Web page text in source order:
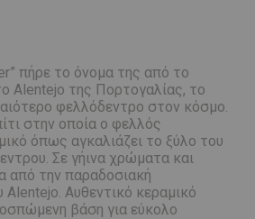
πήρε το όνομα της από το
Alentejo της Πορτογαλίας, το
φελλόδεντρο στον κόσμο.
στην οποία ο φελλός
όπως αγκαλιάζει το ξύλο του
Σε γήινα χρώματα και
από την παραδοσιακή
Alentejo. Αυθεντικό κεραμικό
βάση για εύκολο